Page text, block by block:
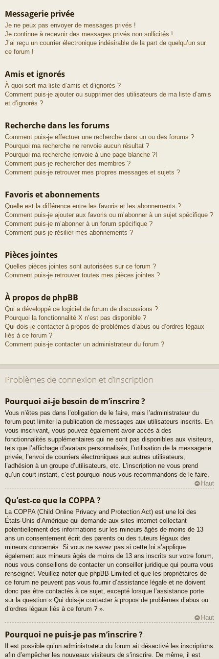
Messagerie privée
Je ne peux pas envoyer de messages privés !
Je continue à recevoir des messages privés non sollicités !
J’ai reçu un courrier électronique indésirable de la part de quelqu’un sur
ce forum !
Amis et ignorés
À quoi sert ma liste d’amis et d’ignorés ?
Comment puis-je ajouter ou supprimer des utilisateurs de ma liste d’amis
et d’ignorés ?
Recherche dans les forums
Comment puis-je effectuer une recherche dans un ou des forums ?
Pourquoi ma recherche ne renvoie aucun résultat ?
Pourquoi ma recherche renvoie à une page blanche ?!
Comment puis-je rechercher des membres ?
Comment puis-je retrouver mes propres messages et sujets ?
Favoris et abonnements
Quelle est la différence entre les favoris et les abonnements ?
Comment puis-je ajouter aux favoris ou m’abonner à un sujet spécifique ?
Comment puis-je m’abonner à un forum spécifique ?
Comment puis-je résilier mes abonnements ?
Pièces jointes
Quelles pièces jointes sont autorisées sur ce forum ?
Comment puis-je retrouver toutes mes pièces jointes ?
À propos de phpBB
Qui a développé ce logiciel de forum de discussions ?
Pourquoi la fonctionnalité X n’est pas disponible ?
Qui dois-je contacter à propos de problèmes d’abus ou d’ordres légaux
liés à ce forum ?
Comment puis-je contacter un administrateur du forum ?
Problèmes de connexion et d’inscription
Pourquoi ai-je besoin de m’inscrire ?
Vous n’êtes pas dans l’obligation de le faire, mais l’administrateur du
forum peut limiter la publication de messages aux utilisateurs inscrits. En
vous inscrivant, vous pouvez également avoir accès à des
fonctionnalités supplémentaires qui ne sont pas disponibles aux visiteurs,
tels que l’affichage d’avatars personnalisés, l’utilisation de la messagerie
privée, l’envoi de courriers électroniques aux autres utilisateurs,
l’adhésion à un groupe d’utilisateurs, etc. L’inscription ne vous prend
qu’un court instant, c’est pourquoi nous vous recommandons de le faire.
Haut
Qu’est-ce que la COPPA ?
La COPPA (Child Online Privacy and Protection Act) est une loi des
États-Unis d’Amérique qui demande aux sites internet collectant
potentiellement des informations sur les mineurs âgés de moins de 13
ans un consentement écrit des parents ou des tuteurs légaux des
mineurs concernés. Si vous ne savez pas si cette loi s’applique
également aux mineurs âgés de moins de 13 ans inscrits sur votre forum,
nous vous conseillons de contacter un conseiller juridique qui pourra vous
renseigner. Veuillez noter que phpBB Limited et que les propriétaires de
ce forum ne peuvent pas vous fournir d’assistance légale et ne doivent
donc pas être contactés à ce sujet, excepté lorsque l’assistance porte
sur la question « Qui dois-je contacter à propos de problèmes d’abus ou
d’ordres légaux liés à ce forum ? ».
Haut
Pourquoi ne puis-je pas m’inscrire ?
Il est possible qu’un administrateur du forum ait désactivé les inscriptions
afin d’empêcher les nouveaux visiteurs de s’inscrire. De même, il est